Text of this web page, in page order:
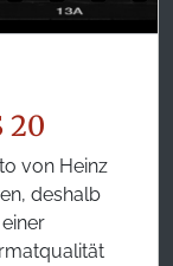
20
von Heinz
deshalb